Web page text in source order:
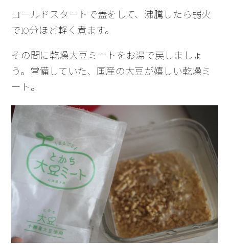
コールドスタートで蓋をして、沸騰したら弱火
で10分ほど軽く煮ます。
その間に乾燥大豆ミートをお湯で戻しましょ
う。常備していた、国産の大豆が嬉しい乾燥ミ
ート。